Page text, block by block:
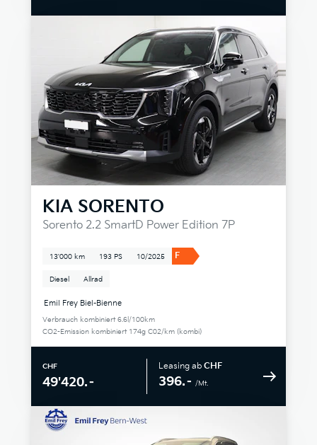
KIA SORENTO
Sorento 2.2 SmartD Power Edition 7P
13'000 km 193 PS 10/2025 F
Diesel Allrad
Emil Frey Biel-Bienne
Verbrauch kombiniert 6.6l/100km
CO2-Emission kombiniert 174g C02/km (kombi)
CHF
49'420.–
Leasing ab CHF
396.– /Mt.